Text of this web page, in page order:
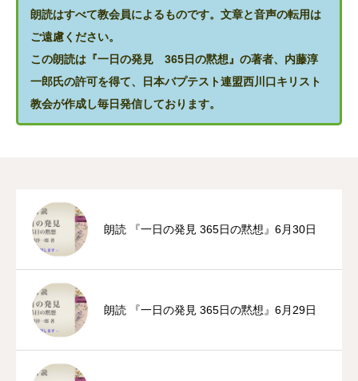
朗読はすべて教会員によるものです。文章と音声の転用は
ご遠慮ください。
この朗読は『一日の発見 365日の黙想』の著者、内藤淳
一郎氏の許可を得て、日本バプテスト連盟西川口キリスト
教会が作成し毎日発信しております。
朗読 『一日の発見 365日の黙想』6月30日
朗読 『一日の発見 365日の黙想』6月29日